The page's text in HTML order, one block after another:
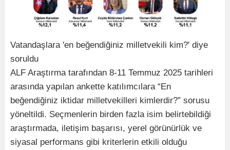
Vatandaşlara 'en beğendiğiniz milletvekili kim?' diye
soruldu
ALF Araştırma tarafından 8-11 Temmuz 2025 tarihleri
arasında yapılan ankette katılımcılara “En
beğendiğiniz iktidar milletvekilleri kimlerdir?” sorusu
yöneltildi. Seçmenlerin birden fazla isim belirtebildiği
araştırmada, iletişim başarısı, yerel görünürlük ve
siyasal performans gibi kriterlerin etkili olduğu